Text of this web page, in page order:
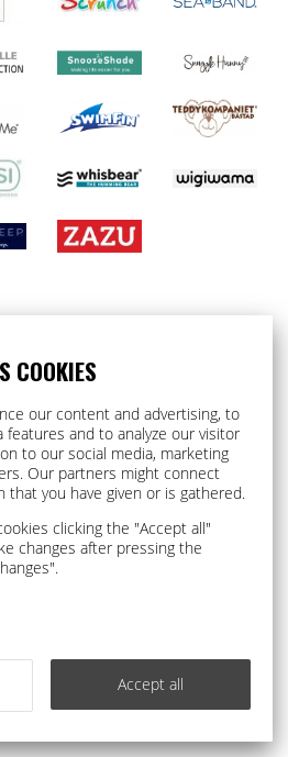
COOKIES
our content and advertising, to
and to analyze our visitor
to our social media, marketing
Our partners might connect
you have given or is gathered.
clicking the "Accept all"
changes after pressing the
Accept all